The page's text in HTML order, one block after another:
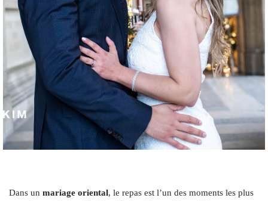
Dans un mariage oriental, le repas est l’un des moments les plus